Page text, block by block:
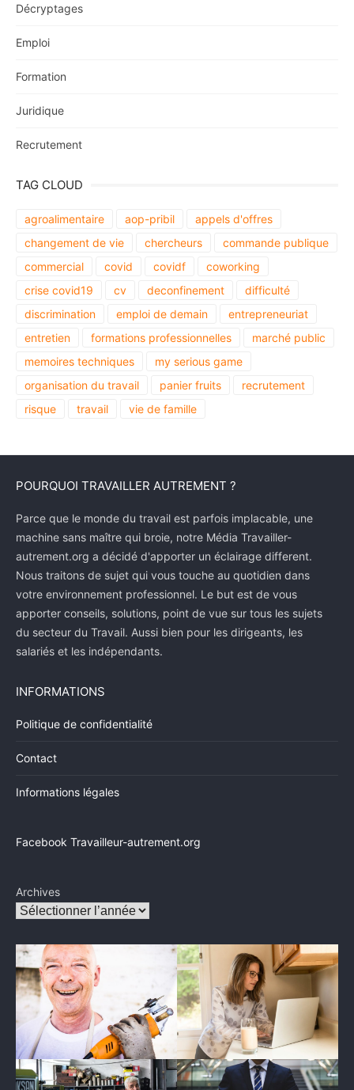
Décryptages
Emploi
Formation
Juridique
Recrutement
TAG CLOUD
agroalimentaire aop-pribil
appels d'offres
changement de vie
chercheurs
commande publique
commercial
covid covidf
coworking
crise covid19
cv deconfinement
difficulté
discrimination
emploi de demain
entrepreneuriat
entretien
formations professionnelles
marché public
memoires techniques
my serious game
organisation du travail
panier fruits
recrutement
risque
travail vie de famille
POURQUOI TRAVAILLER AUTREMENT ?
Parce que le monde du travail est parfois implacable, une
machine sans maître qui broie, notre Média Travailler-
autrement.org a décidé d'apporter un éclairage different.
Nous traitons de sujet qui vous touche au quotidien dans
votre environnement professionnel. Le but est de vous
apporter conseils, solutions, point de vue sur tous les sujets
du secteur du Travail. Aussi bien pour les dirigeants, les
salariés et les indépendants.
INFORMATIONS
Politique de confidentialité
Contact
Informations légales
Facebook Travailleur-autrement.org
Archives